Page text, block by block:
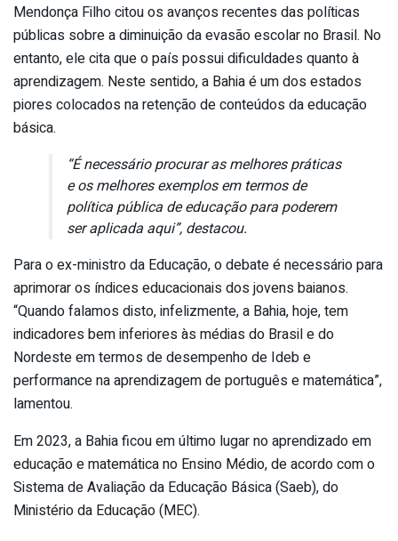
Mendonça Filho citou os avanços recentes das políticas
públicas sobre a diminuição da evasão escolar no Brasil. No
entanto, ele cita que o país possui dificuldades quanto à
aprendizagem. Neste sentido, a Bahia é um dos estados
piores colocados na retenção de conteúdos da educação
básica.
“É necessário procurar as melhores práticas
e os melhores exemplos em termos de
política pública de educação para poderem
ser aplicada aqui”, destacou.
Para o ex-ministro da Educação, o debate é necessário para
aprimorar os índices educacionais dos jovens baianos.
“Quando falamos disto, infelizmente, a Bahia, hoje, tem
indicadores bem inferiores às médias do Brasil e do
Nordeste em termos de desempenho de Ideb e
performance na aprendizagem de português e matemática”,
lamentou.
Em 2023, a Bahia ficou em último lugar no aprendizado em
educação e matemática no Ensino Médio, de acordo com o
Sistema de Avaliação da Educação Básica (Saeb), do
Ministério da Educação (MEC).